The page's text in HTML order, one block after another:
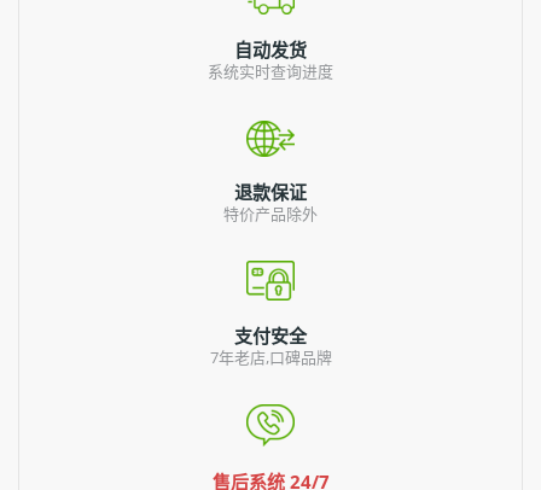
自动发货
系统实时查询进度
退款保证
特价产品除外
支付安全
7年老店,口碑品牌
售后系统 24/7